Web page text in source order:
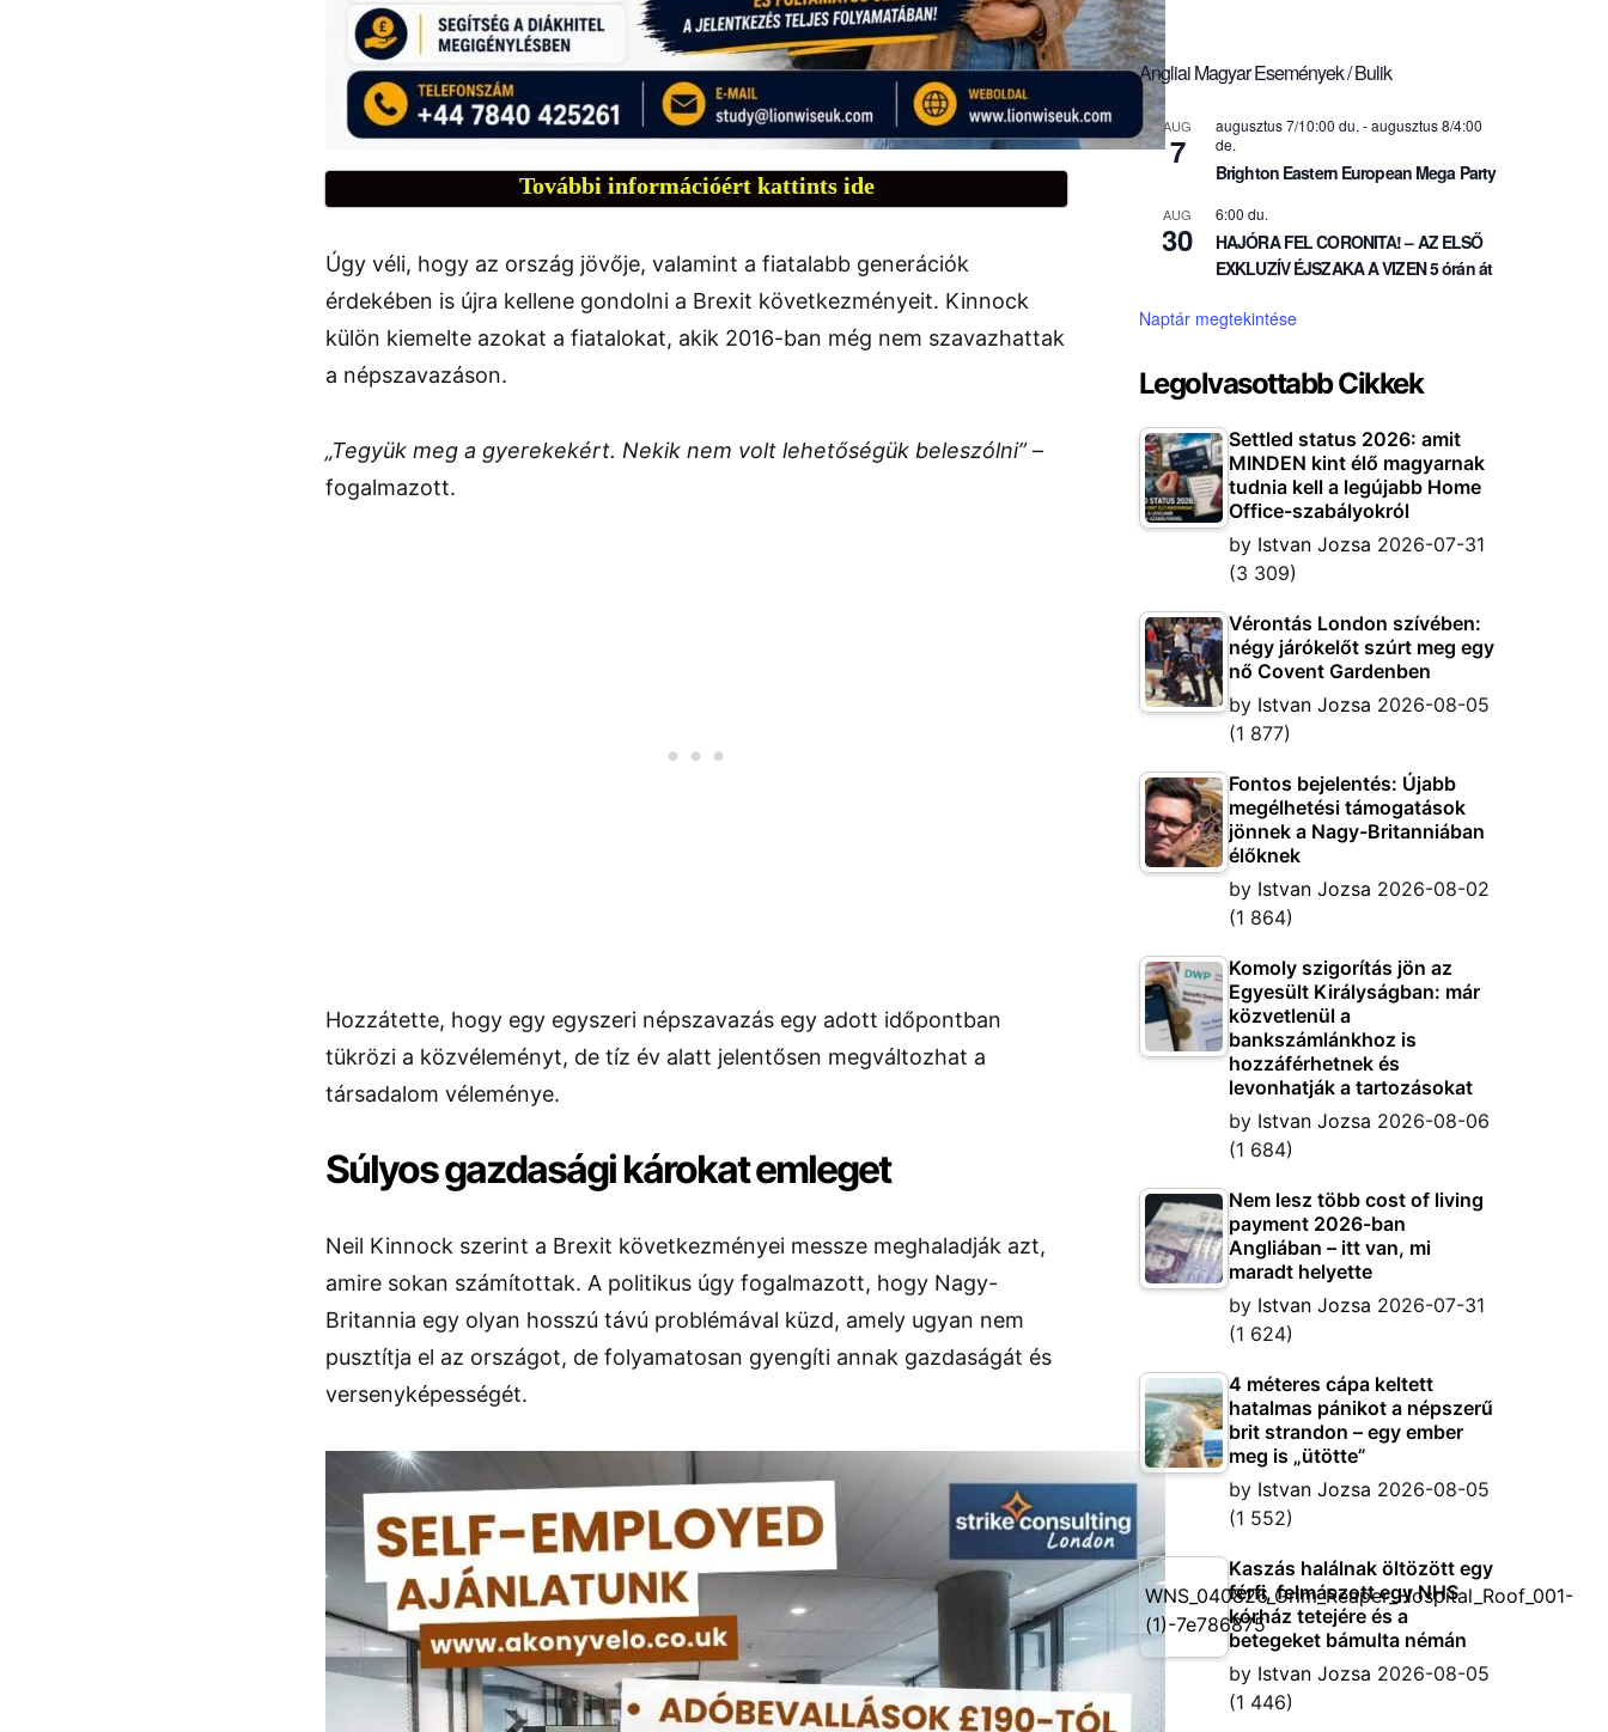
További információért kattints ide
Úgy véli, hogy az ország jövője, valamint a fiatalabb generációk
érdekében is újra kellene gondolni a Brexit következményeit. Kinnock
külön kiemelte azokat a fiatalokat, akik 2016-ban még nem szavazhattak
a népszavazáson.
„Tegyük meg a gyerekekért. Nekik nem volt lehetőségük beleszólni”–
fogalmazott.
Hozzátette, hogy egy egyszeri népszavazás egy adott időpontban
tükrözi a közvéleményt, de tíz év alatt jelentősen megváltozhat a
társadalom véleménye.
Súlyos gazdasági károkat emleget
Neil Kinnock szerint a Brexit következményei messze meghaladják azt,
amire sokan számítottak. A politikus úgy fogalmazott, hogy Nagy-
Britannia egy olyan hosszú távú problémával küzd, amely ugyan nem
pusztítja el az országot, de folyamatosan gyengíti annak gazdaságát és
versenyképességét.
Angliai Magyar Események / Bulik
AUG
7
augusztus 7/10:00 du. -augusztus 8/4:00
de.
Brighton Eastern European Mega Party
AUG
30
6:00 du.
HAJÓRA FEL CORONITA! – AZ ELSŐ
EXKLUZÍV ÉJSZAKA A VIZEN 5 órán át
Naptár megtekintése
Legolvasottabb Cikkek
Settled status 2026: amit
MINDEN kint élő magyarnak
tudnia kell a legújabb Home
Office-szabályokról
by Istvan Jozsa 2026-07-31
(3 309)
Vérontás London szívében:
négy járókelőt szúrt meg egy
nő Covent Gardenben
by Istvan Jozsa 2026-08-05
(1 877)
Fontos bejelentés: Újabb
megélhetési támogatások
jönnek a Nagy-Britanniában
élőknek
by Istvan Jozsa 2026-08-02
(1 864)
Komoly szigorítás jön az
Egyesült Királyságban: már
közvetlenül a
bankszámlánkhoz is
hozzáférhetnek és
levonhatják a tartozásokat
by Istvan Jozsa 2026-08-06
(1 684)
Nem lesz több cost of living
payment 2026-ban
Angliában – itt van, mi
maradt helyette
by Istvan Jozsa 2026-07-31
(1 624)
4 méteres cápa keltett
hatalmas pánikot a népszerű
brit strandon – egy ember
meg is „ütötte”
by Istvan Jozsa 2026-08-05
(1 552)
Kaszás halálnak öltözött egy
férfi, felmászott egy NHS
kórház tetejére és a
betegeket bámulta némán
by Istvan Jozsa 2026-08-05
(1 446)